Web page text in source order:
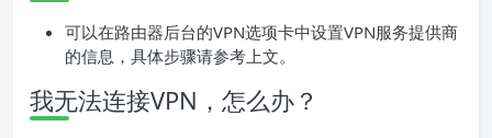
可以在路由器后台的VPN选项卡中设置VPN服务提供商
的信息，具体步骤请参考上文。
我无法连接VPN，怎么办？